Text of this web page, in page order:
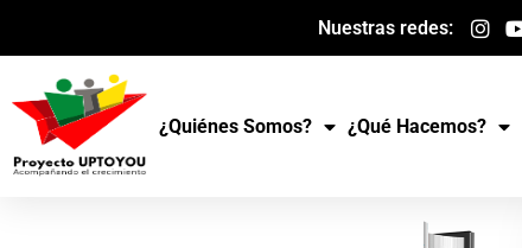
al
contenido
Nuestras redes:
¿Quiénes Somos? ¿Qué Hacemos?